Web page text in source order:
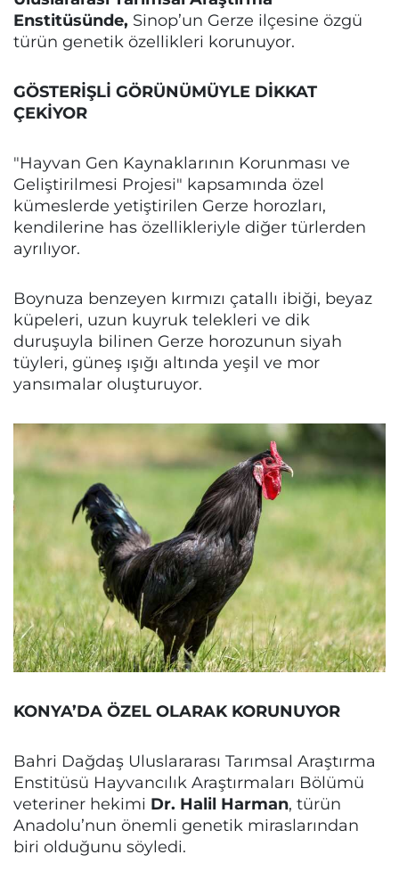
Enstitüsünde, Sinop’un Gerze ilçesine özgü
türün genetik özellikleri korunuyor.
GÖSTERİŞLİ GÖRÜNÜMÜYLE DİKKAT
ÇEKİYOR
"Hayvan Gen Kaynaklarının Korunması ve
Geliştirilmesi Projesi" kapsamında özel
kümeslerde yetiştirilen Gerze horozları,
kendilerine has özellikleriyle diğer türlerden
ayrılıyor.
Boynuza benzeyen kırmızı çatallı ibiği, beyaz
küpeleri, uzun kuyruk telekleri ve dik
duruşuyla bilinen Gerze horozunun siyah
tüyleri, güneş ışığı altında yeşil ve mor
yansımalar oluşturuyor.
KONYA’DA ÖZEL OLARAK KORUNUYOR
Bahri Dağdaş Uluslararası Tarımsal Araştırma
Enstitüsü Hayvancılık Araştırmaları Bölümü
veteriner hekimi Dr. Halil Harman, türün
Anadolu’nun önemli genetik miraslarından
biri olduğunu söyledi.